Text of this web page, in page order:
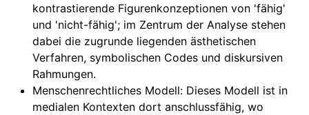
kontrastierende Figurenkonzeptionen von 'fähig'
und 'nicht-fähig'; im Zentrum der Analyse stehen
dabei die zugrunde liegenden ästhetischen
Verfahren, symbolischen Codes und diskursiven
Rahmungen.
Menschenrechtliches Modell: Dieses Modell ist in
medialen Kontexten dort anschlussfähig, wo